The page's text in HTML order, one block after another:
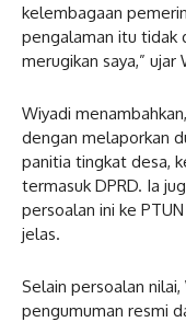
kelembagaan
pengalaman itu tidak
merugikan saya,” ujar
Wiyadi
dengan melaporkan
panitia tingkat desa,
termasuk DPRD. Ia
persoalan ini ke
jelas.
Selain persoalan
pengumuman resmi